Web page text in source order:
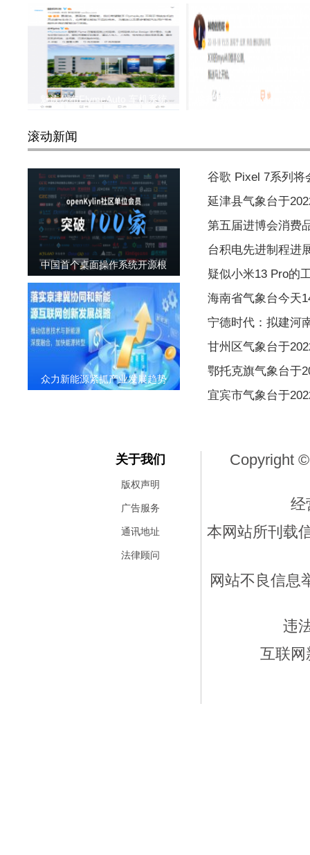
魅族公布FlymeAuto 车机系统 摩托罗拉 moto edge X30
滚动新闻
中国首个桌面操作系统开源根
众力新能源紧抓产业发展趋势
谷歌 Pixel 7系列将
延津县气象台于
第五届进博会消费
台积电先进制程进
疑似小米13 Pro的
海南省气象台今天
宁德时代：拟建河
甘州区气象台于
鄂托克旗气象台于
宜宾市气象台于
关于我们
版权声明
广告服务
通讯地址
法律顾问
Copyright
经
本网站所刊载
网站不良信息
违
互联网